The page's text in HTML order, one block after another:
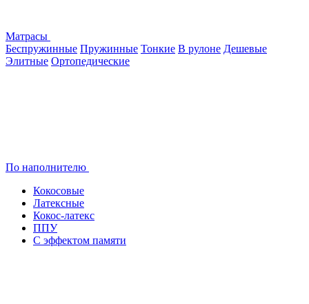
Матрасы
Беспружинные Пружинные Тонкие В рулоне Дешевые
Элитные Ортопедические
По наполнителю
Кокосовые
Латексные
Кокос-латекс
ППУ
С эффектом памяти